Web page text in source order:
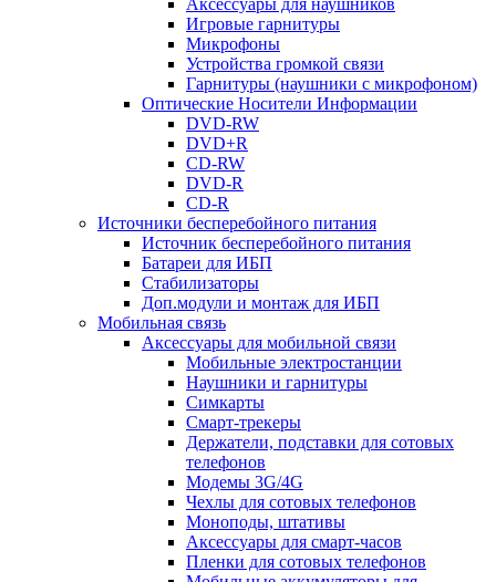
Аксессуары для наушников
Игровые гарнитуры
Микрофоны
Устройства громкой связи
Гарнитуры (наушники с микрофоном)
Оптические Носители Информации
DVD-RW
DVD+R
CD-RW
DVD-R
CD-R
Источники бесперебойного питания
Источник бесперебойного питания
Батареи для ИБП
Стабилизаторы
Доп.модули и монтаж для ИБП
Мобильная связь
Аксессуары для мобильной связи
Мобильные электростанции
Наушники и гарнитуры
Симкарты
Смарт-трекеры
Держатели, подставки для сотовых
телефонов
Модемы 3G/4G
Чехлы для сотовых телефонов
Моноподы, штативы
Аксессуары для смарт-часов
Пленки для сотовых телефонов